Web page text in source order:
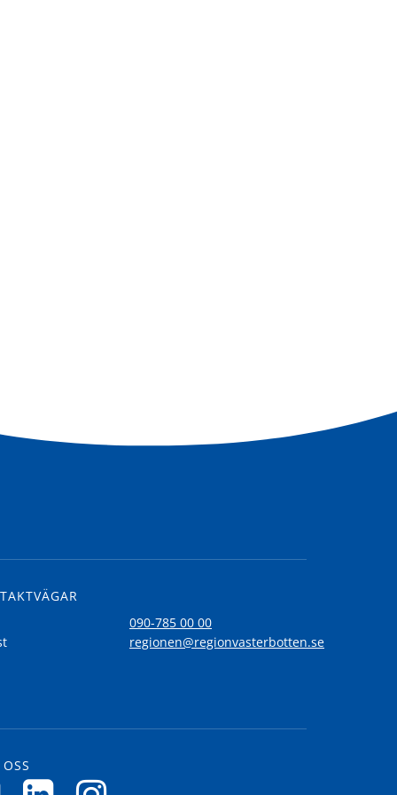
090-785 00 00
regionen@regionvasterbotten.se